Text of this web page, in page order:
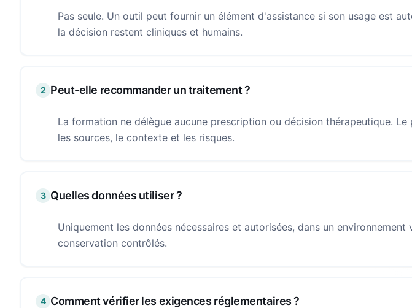
Pas seule. Un outil peut fournir un élément d'assistance si son usage est
la décision restent cliniques et humains.
2 Peut-elle recommander un traitement ?
La formation ne délègue aucune prescription ou décision thérapeutique.
les sources, le contexte et les risques.
3 Quelles données utiliser ?
Uniquement les données nécessaires et autorisées, dans un environnement
conservation contrôlés.
4 Comment vérifier les exigences réglementaires ?